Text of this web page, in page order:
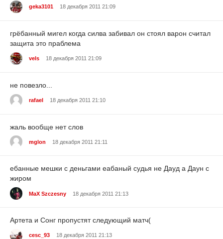
geka3101 18 декабря 2011 21:09
грёбанный мигел когда силва забивал он стоял варон считал
защита это праблема
vels 18 декабря 2011 21:09
не повезло...
rafael 18 декабря 2011 21:10
жаль вообще нет слов
mglon 18 декабря 2011 21:11
ебанные мешки с деньгами еабаный судья не Дауд а Даун с
жиром
MaX Szczesny 18 декабря 2011 21:13
Артета и Сонг пропустят следующий матч(
cesc_93 18 декабря 2011 21:13